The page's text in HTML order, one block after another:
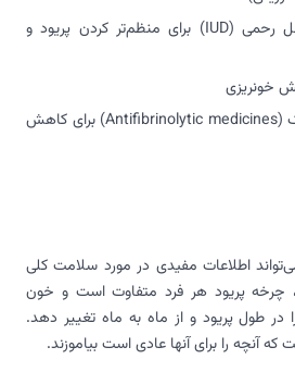
پیشگیری از بارداری داخل رحمی (IUD) برای منظم‌تر کردن پریود و
خونریزی
(
Antifibrinolytic medicines) برای کاهش
اطلاعات مفیدی در مورد سلامت کلی
چرخه پریود هر فرد متفاوت است و خون
در طول پریود و از ماه به ماه تغییر دهد.
که آنچه را برای آنها عادی است بیاموزند.